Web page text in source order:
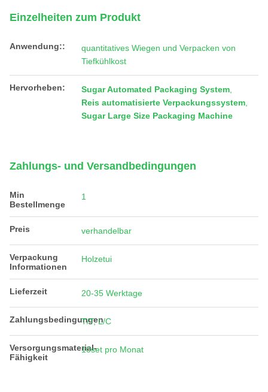
Einzelheiten zum Produkt
Anwendung::
quantitatives Wiegen und Verpacken von
Tiefkühlkost
Hervorheben: Sugar Automated Packaging System
Reis automatisierte Verpackungssystem
Sugar Large Size Packaging Machine
Zahlungs- und Versandbedingungen
Min
Bestellmenge
1
Preis verhandelbar
Verpackung
Informationen
Holzetui
Lieferzeit 20-35 Werktage
Zahlungsbedingungen
T/T, L/C
Versorgungsmaterial-
Fähigkeit
10set pro Monat